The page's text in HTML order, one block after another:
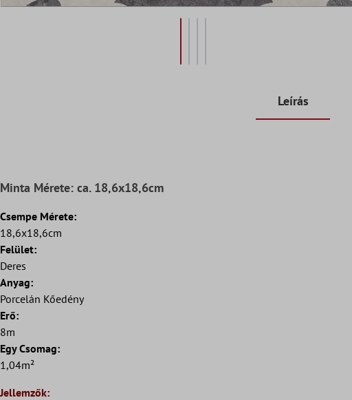
Leírás
Minta Mérete: ca. 18,6x18,6cm
Csempe Mérete:
18,6x18,6cm
Felület:
Deres
Anyag:
Porcelán Kőedény
Erő:
8m
Egy Csomag:
1,04m²
Jellemzők: